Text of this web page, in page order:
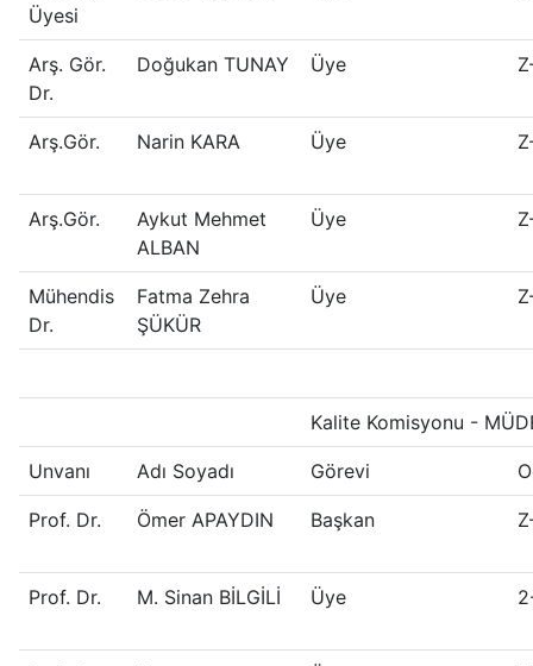
Üyesi
Arş. Gör.
Dr.
Doğukan TUNAY Üye
Arş.Gör. Narin KARA Üye
Arş.Gör.
Aykut Mehmet
ALBAN
Üye
Mühendis
Dr.
Fatma Zehra
ŞÜKÜR
Üye
Kalite Komisyonu -
Unvanı Adı Soyadı Görevi
Prof. Dr. Ömer APAYDIN Başkan
Prof. Dr. M. Sinan BİLGİLİ Üye